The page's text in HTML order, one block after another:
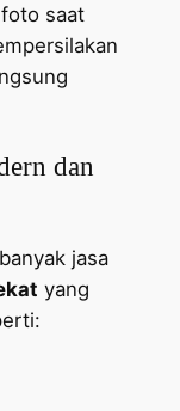
saat
dan
jasa
yang